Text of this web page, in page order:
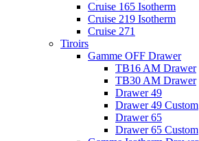
Cruise 165 Isotherm
Cruise 219 Isotherm
Cruise 271
Tiroirs
Gamme OFF Drawer
TB16 AM Drawer
TB30 AM Drawer
Drawer 49
Drawer 49 Custom
Drawer 65
Drawer 65 Custom